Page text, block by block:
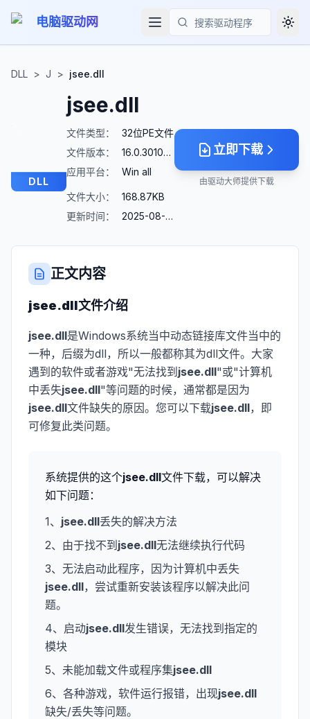
电脑驱动网
搜索
DLL > J > jsee.dll
DLL
jsee.dll
文件类型：
32位PE文件
文件版本：
16.0.30104.148
应用平台：
Win all
文件大小：
168.87KB
更新时间：
2025-08-23
立即下载
由驱动大师提供下载
正文内容
jsee.dll文件介绍
jsee.dll是Windows系统当中动态链接库文件当中的
一种，后缀为dll，所以一般都称其为dll文件。大家
遇到的软件或者游戏"无法找到 jsee.dll"或"计算机
中丢失jsee.dll"等问题的时候，通常都是因为
jsee.dll文件缺失的原因。您可以下载jsee.dll，即
可修复此类问题。
系统提供的这个jsee.dll文件下载，可以解决
如下问题：
1、 jsee.dll丢失的解决方法
2、由于找不到 jsee.dll无法继续执行代码
3、无法启动此程序，因为计算机中丢失
jsee.dll，尝试重新安装该程序以解决此问
题。
4、启动jsee.dll发生错误，无法找到指定的
模块
5、未能加载文件或程序集jsee.dll
6、各种游戏，软件运行报错，出现jsee.dll
缺失/丢失等问题。